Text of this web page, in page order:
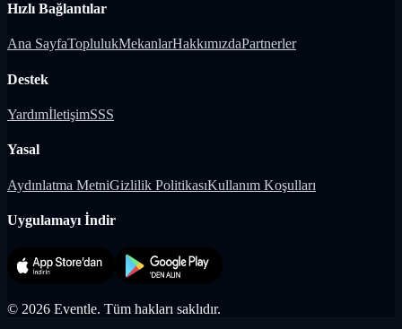
Hızlı Bağlantılar
Ana SayfaToplulukMekanlarHakkımızdaPartnerler
Destek
YardımİletişimSSS
Yasal
Aydınlatma MetniGizlilik PolitikasıKullanım Koşulları
Uygulamayı İndir
© 2026 Eventle. Tüm hakları saklıdır.